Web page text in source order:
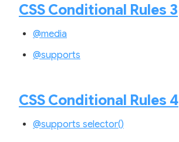
CSS Conditional Rules 3
@media
@supports
CSS Conditional Rules 4
@supports selector()